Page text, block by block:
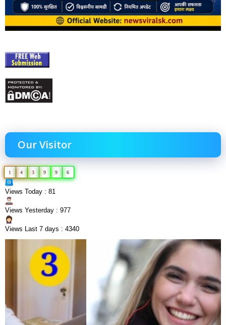
Our Visitor
1 4 3 9 9 6
Views Today : 81
Views Yesterday : 977
Views Last 7 days : 4340